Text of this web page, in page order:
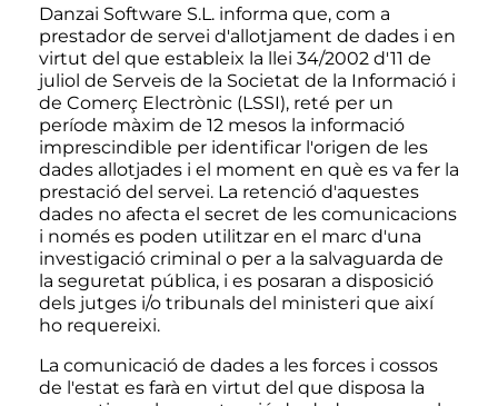
Danzai Software S.L. informa que, com a
prestador de servei d'allotjament de dades i en
virtut del que estableix la llei 34/2002 d'11 de
juliol de Serveis de la Societat de la Informació i
de Comerç Electrònic (LSSI), reté per un
període màxim de 12 mesos la informació
imprescindible per identificar l'origen de les
dades allotjades i el moment en què es va fer la
prestació del servei. La retenció d'aquestes
dades no afecta el secret de les comunicacions
i només es poden utilitzar en el marc d'una
investigació criminal o per a la salvaguarda de
la seguretat pública, i es posaran a disposició
dels jutges i/o tribunals del ministeri que així
ho requereixi.
La comunicació de dades a les forces i cossos
de l'estat es farà en virtut del que disposa la